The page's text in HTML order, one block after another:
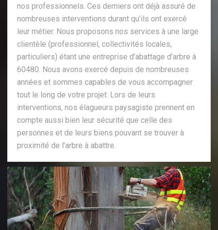
nos professionnels. Ces derniers ont déjà assuré de
nombreuses interventions durant qu’ils ont exercé
leur métier. Nous proposons nos services à une large
clientèle (professionnel, collectivités locales,
particuliers) étant une entreprise d’abattage d’arbre à
60480. Nous avons exercé depuis de nombreuses
années et sommes capables de vous accompagner
tout le long de votre projet. Lors de leurs
interventions, nos élagueurs paysagiste prennent en
compte aussi bien leur sécurité que celle des
personnes et de leurs biens pouvant se trouver à
proximité de l’arbre à abattre.